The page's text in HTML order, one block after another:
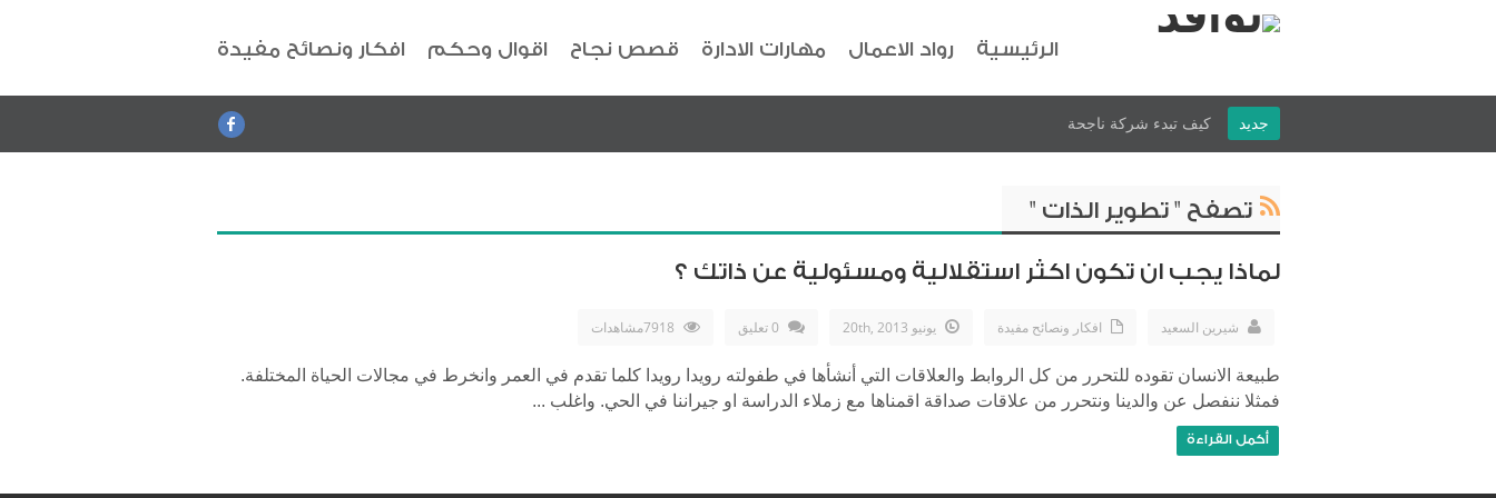
الرئيسية رواد الاعمال مهارات الادارة قصص نجاح اقوال وحكم افكار ونصائح مفيدة
جديد كيف تبدء شركة ناجحة
تصفح " تطوير الذات "
لماذا يجب ان تكون اكثر استقلالية ومسئولية عن ذاتك ؟
شيرين السعيد افكار ونصائح مفيدة يونيو 20th, 2013 0 تعليق
طبيعة الانسان تقوده للتحرر من كل الروابط والعلاقات التي أنشأها في طفولته رويدا رويدا كلما تقدم في العمر وانخرط في مجالات الحياة المختلفة.
فمثلا ننفصل عن والدينا ونتحرر من علاقات صداقة اقمناها مع زملاء الدراسة او جيراننا في الحي. واغلب ...
أكمل القراءة